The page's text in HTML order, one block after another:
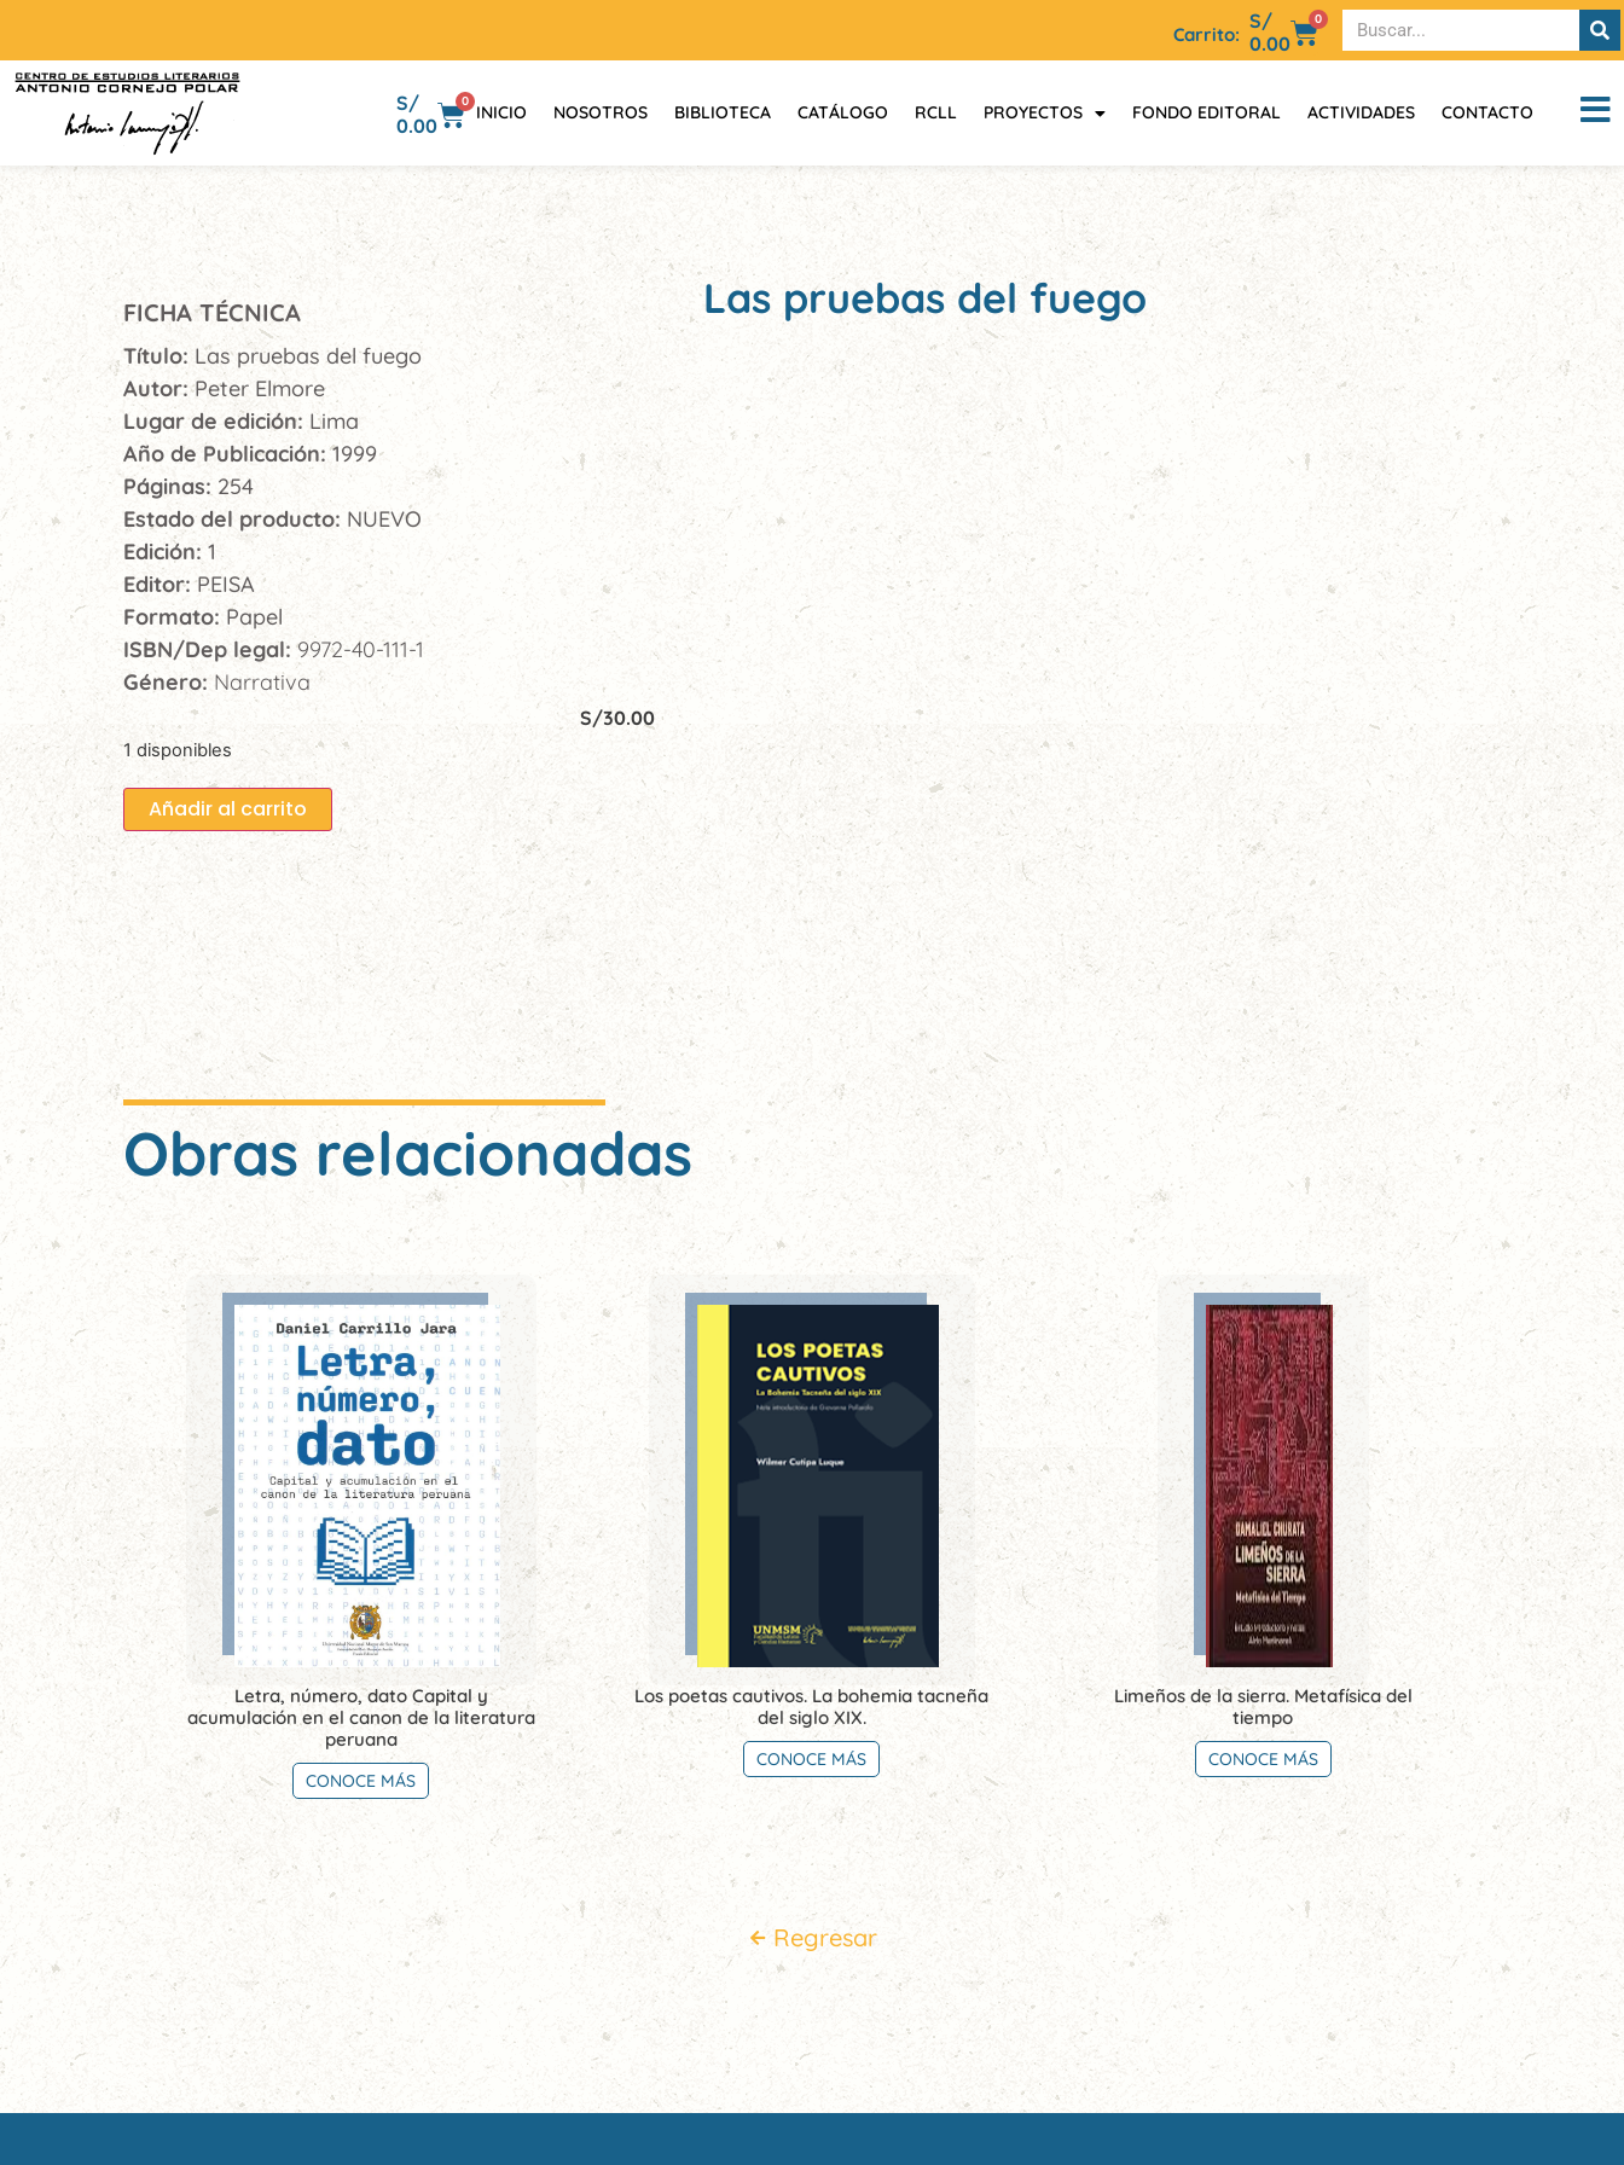
Carrito:
S/
0.00
0
S/
0.00
0
INICIO NOSOTROS BIBLIOTECA CATÁLOGO RCLL PROYECTOS FONDO EDITORAL ACTIVIDADES CONTACTO
FICHA TÉCNICA
Título: Las pruebas del fuego
Autor:Peter Elmore
Lugar de edición: Lima
Año de Publicación:1999
Páginas: 254
Estado del producto: NUEVO
Edición: 1
Editor:PEISA
Formato: Papel
ISBN/Dep legal:9972-40-111-1
Género: Narrativa
S/30.00
1 disponibles
Añadir al carrito
Las pruebas del fuego
Obras relacionadas
Letra, número, dato Capital y
acumulación en el canon de la literatura
peruana
CONOCE MÁS
Los poetas cautivos. La bohemia tacneña
del siglo XIX.
CONOCE MÁS
Limeños de la sierra. Metafísica del
tiempo
CONOCE MÁS
Regresar